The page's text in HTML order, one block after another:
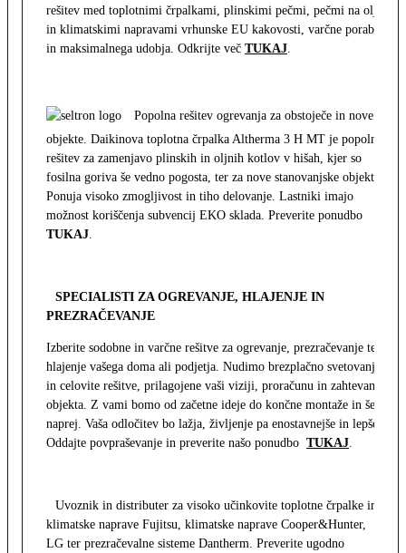
rešitev med toplotnimi črpalkami, plinskimi pečmi, pečmi na olje
in klimatskimi napravami vrhunske EU kakovosti, varčne porabe
in maksimalnega udobja. Odkrijte več TUKAJ.
Popolna rešitev ogrevanja za obstoječe in nove
objekte. Daikinova toplotna črpalka Altherma 3 H MT je popolna
rešitev za zamenjavo plinskih in oljnih kotlov v hišah, kjer so
fosilna goriva še vedno pogosta, ter za nove stanovanjske objekte.
Ponuja visoko zmogljivost in tiho delovanje. Lastniki imajo
možnost koriščenja subvencij EKO sklada. Preverite ponudbo
TUKAJ.
SPECIALISTI ZA OGREVANJE, HLAJENJE IN
PREZRAČEVANJE
Izberite sodobne in varčne rešitve za ogrevanje, prezračevanje ter
hlajenje vašega doma ali podjetja. Nudimo brezplačno svetovanje
in celovite rešitve, prilagojene vaši viziji, proračunu in zahtevam
objekta. Z vami bomo od začetne ideje do končne montaže in še
naprej. Vaša odločitev bo lažja, življenje pa enostavnejše in lepše.
Oddajte povpraševanje in preverite našo ponudbo TUKAJ.
Uvoznik in distributer za visoko učinkovite toplotne črpalke in
klimatske naprave Fujitsu, klimatske naprave Cooper&Hunter,
LG ter prezračevalne sisteme Dantherm. Preverite ugodno